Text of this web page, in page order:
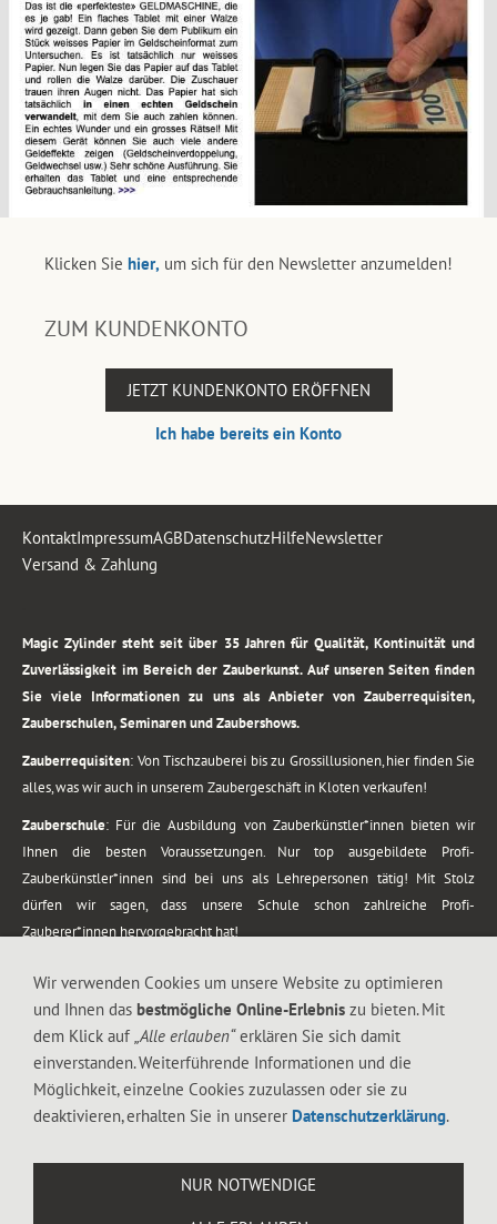
Klicken Sie hier, um sich für den Newsletter anzumelden!
ZUM KUNDENKONTO
JETZT KUNDENKONTO ERÖFFNEN
Ich habe bereits ein Konto
KontaktImpressumAGBDatenschutzHilfeNewsletter
Versand & Zahlung
Magic Zylinder steht seit über 35 Jahren für Qualität, Kontinuität und
Zuverlässigkeit im Bereich der Zauberkunst. Auf unseren Seiten finden
Sie viele Informationen zu uns als Anbieter von Zauberrequisiten,
Zauberschulen, Seminaren und Zaubershows.
Zauberrequisiten: Von Tischzauberei bis zu Grossillusionen, hier finden Sie
alles, was wir auch in unserem Zaubergeschäft in Kloten verkaufen!
Zauberschule: Für die Ausbildung von Zauberkünstler*innen bieten wir
Ihnen die besten Voraussetzungen. Nur top ausgebildete Profi-
Zauberkünstler*innen sind bei uns als Lehrepersonen tätig! Mit Stolz
dürfen wir sagen, dass unsere Schule schon zahlreiche Profi-
Zauberer*innen hervorgebracht hat!
vom Kinderprogramm bis zur Tischzauberei. Lassen Sie sich faszinieren von
meiner Zauber-Sprech-Show, angerührt mit sprachlichen Sequenzen,
gewürzt mit Gags und visuellen Illusionen wie Kaninchen, Vasen, Seilen,
Wir verwenden Cookies um unsere Website zu optimieren
und Ihnen das bestmögliche Online-Erlebnis zu bieten. Mit
dem Klick auf „Alle erlauben“erklären Sie sich damit
einverstanden. Weiterführende Informationen und die
Möglichkeit, einzelne Cookies zuzulassen oder sie zu
deaktivieren, erhalten Sie in unserer Datenschutzerklärung.
NUR NOTWENDIGE